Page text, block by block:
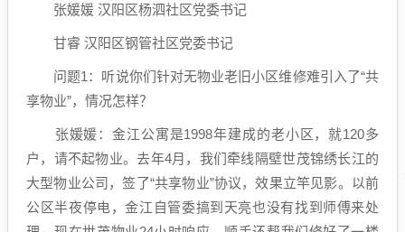
张媛媛 汉阳区杨泗社区党委书记
甘睿 汉阳区钢管社区党委书记
问题1：听说你们针对无物业老旧小区维修难引入了“共
享物业”，情况怎样？
张媛媛：金江公寓是1998年建成的老小区，就120多
户，请不起物业。去年4月，我们牵线隔壁世茂锦绣长江的
大型物业公司，签了“共享物业”协议，效果立竿见影。以前
公区半夜停电，金江自管委搞到天亮也没有找到师傅来处